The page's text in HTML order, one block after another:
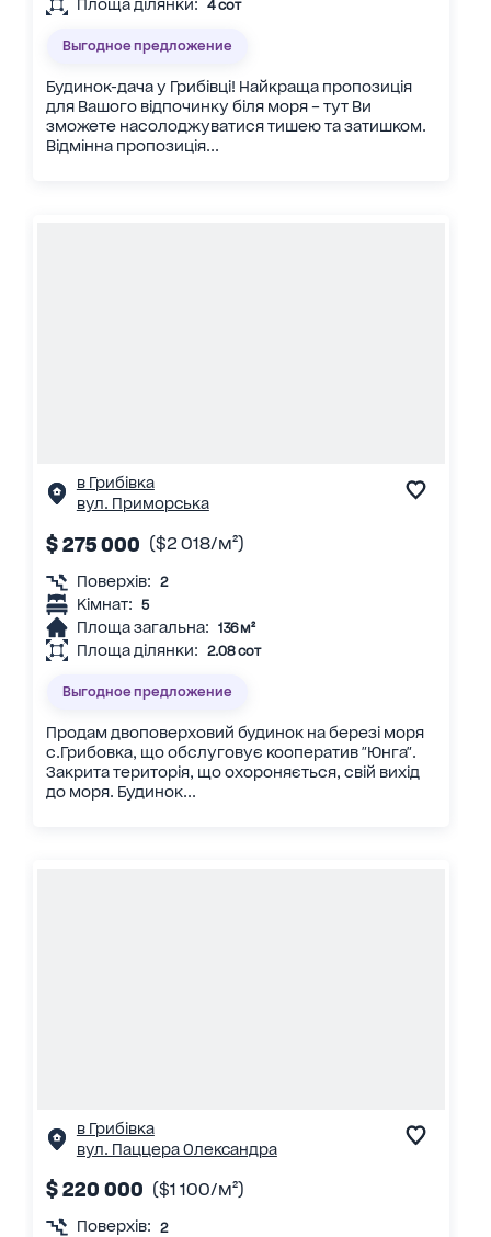
Площа ділянки: 4 сот
Выгодное предложение
Будинок-дача у Грибівці! Найкраща пропозиція
для Вашого відпочинку біля моря – тут Ви
зможете насолоджуватися тишею та затишком.
Відмінна пропозиція...
в Грибівка
вул. Приморська
$ 275 000 ($2 018/м²)
Поверхів: 2
Кімнат: 5
Площа загальна: 136 м²
Площа ділянки: 2.08 сот
Выгодное предложение
Продам двоповерховий будинок на березі моря
с.Грибовка, що обслуговує кооператив "Юнга".
Закрита територія, що охороняється, свій вихід
до моря. Будинок...
в Грибівка
вул. Паццера Олександра
$ 220 000 ($1 100/м²)
Поверхів: 2